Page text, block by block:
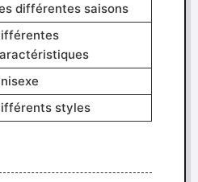
différentes saisons
styles